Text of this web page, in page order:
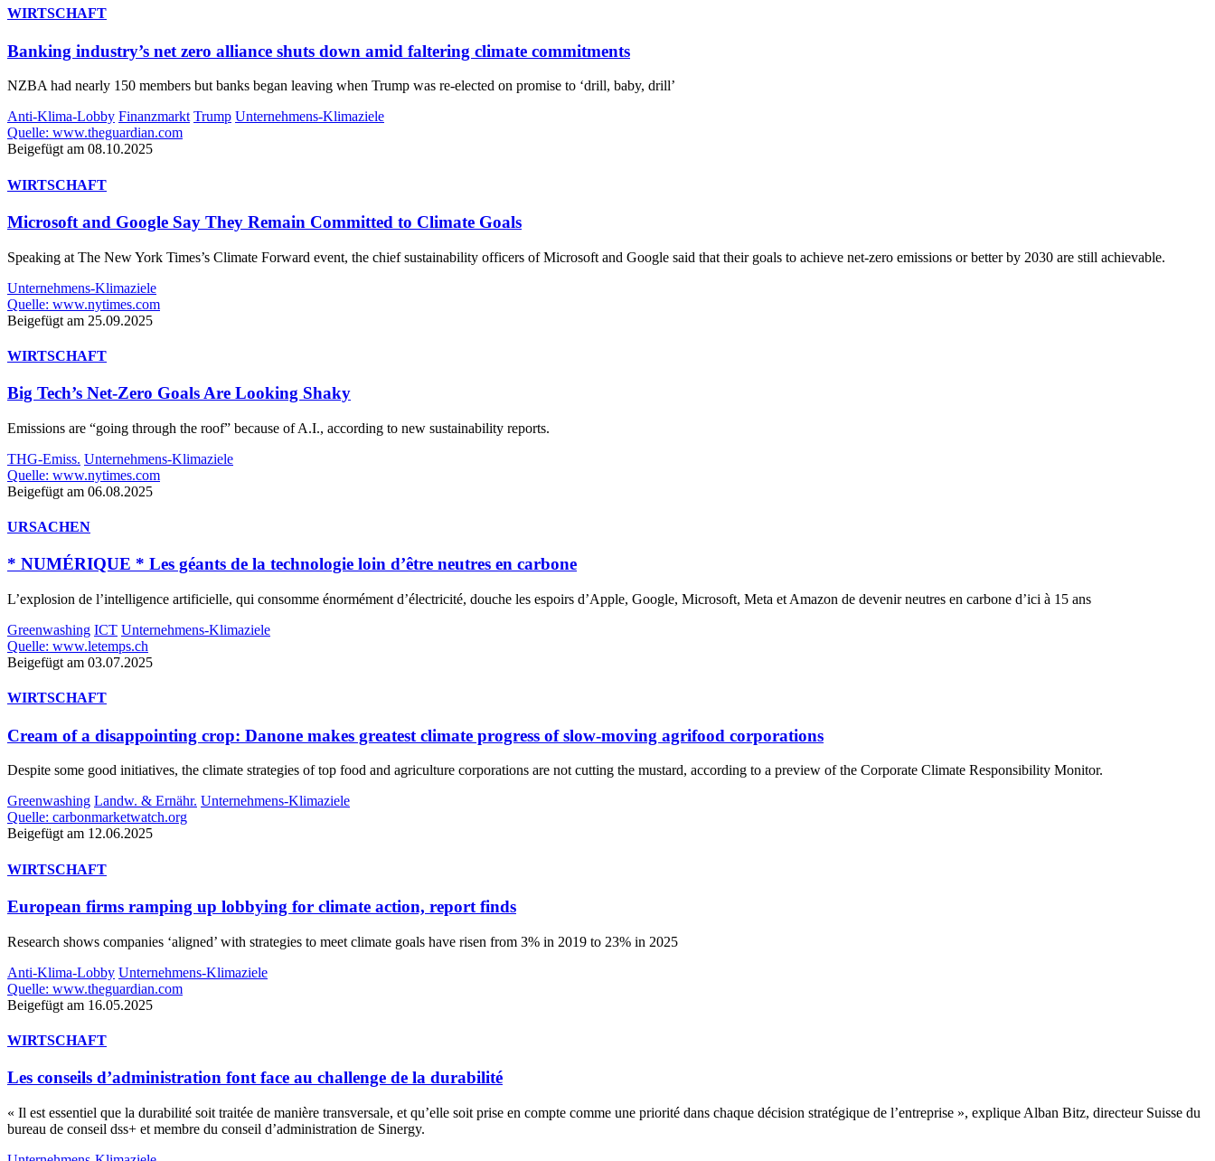
WIRTSCHAFT
Banking industry’s net zero alliance shuts down amid faltering climate commitments
NZBA had nearly 150 members but banks began leaving when Trump was re-elected on promise to ‘drill, baby, drill’
Anti-Klima-Lobby Finanzmarkt Trump Unternehmens-Klimaziele
Quelle: www.theguardian.com
Beigefügt am 08.10.2025
WIRTSCHAFT
Microsoft and Google Say They Remain Committed to Climate Goals
Speaking at The New York Times’s Climate Forward event, the chief sustainability officers of Microsoft and Google said that their goals to achieve net-zero emissions or better by 2030 are still achievable.
Unternehmens-Klimaziele
Quelle: www.nytimes.com
Beigefügt am 25.09.2025
WIRTSCHAFT
Big Tech’s Net-Zero Goals Are Looking Shaky
Emissions are “going through the roof” because of A.I., according to new sustainability reports.
THG-Emiss. Unternehmens-Klimaziele
Quelle: www.nytimes.com
Beigefügt am 06.08.2025
URSACHEN
* NUMÉRIQUE * Les géants de la technologie loin d’être neutres en carbone
L’explosion de l’intelligence artificielle, qui consomme énormément d’électricité, douche les espoirs d’Apple, Google, Microsoft, Meta et Amazon de devenir neutres en carbone d’ici à 15 ans
Greenwashing ICT Unternehmens-Klimaziele
Quelle: www.letemps.ch
Beigefügt am 03.07.2025
WIRTSCHAFT
Cream of a disappointing crop: Danone makes greatest climate progress of slow-moving agrifood corporations
Despite some good initiatives, the climate strategies of top food and agriculture corporations are not cutting the mustard, according to a preview of the Corporate Climate Responsibility Monitor.
Greenwashing Landw. & Ernähr. Unternehmens-Klimaziele
Quelle: carbonmarketwatch.org
Beigefügt am 12.06.2025
WIRTSCHAFT
European firms ramping up lobbying for climate action, report finds
Research shows companies ‘aligned’ with strategies to meet climate goals have risen from 3% in 2019 to 23% in 2025
Anti-Klima-Lobby Unternehmens-Klimaziele
Quelle: www.theguardian.com
Beigefügt am 16.05.2025
WIRTSCHAFT
Les conseils d’administration font face au challenge de la durabilité
« Il est essentiel que la durabilité soit traitée de manière transversale, et qu’elle soit prise en compte comme une priorité dans chaque décision stratégique de l’entreprise », explique Alban Bitz, directeur Suisse du
bureau de conseil dss+ et membre du conseil d’administration de Sinergy.